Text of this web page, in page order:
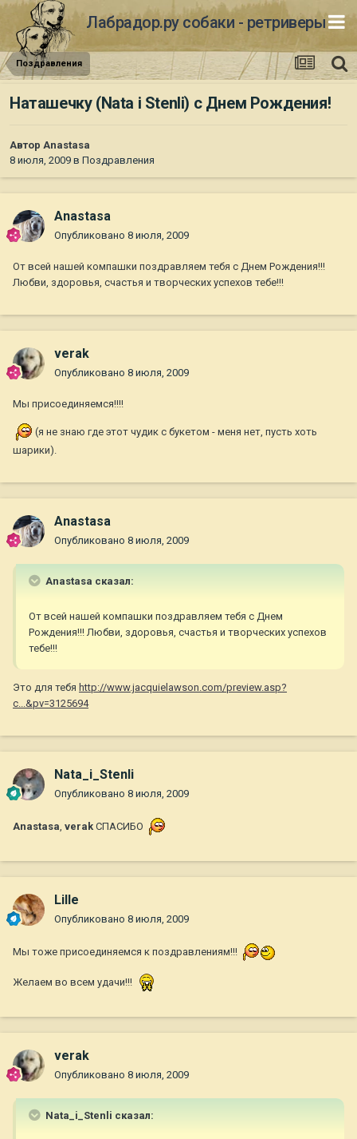
Лабрадор.ру собаки - ретриверы
Поздравления
Наташечку (Nata i Stenli) с Днем Рождения!
Автор Anastasa
8 июля, 2009 в Поздравления
Anastasa
Опубликовано 8 июля, 2009
От всей нашей компашки поздравляем тебя с Днем Рождения!!!
Любви, здоровья, счастья и творческих успехов тебе!!!
verak
Опубликовано 8 июля, 2009
Мы присоединяемся!!!!
(я не знаю где этот чудик с букетом - меня нет, пусть хоть
шарики).
Anastasa
Опубликовано 8 июля, 2009
Anastasa сказал:
От всей нашей компашки поздравляем тебя с Днем
Рождения!!! Любви, здоровья, счастья и творческих успехов
тебе!!!
Это для тебя http://www.jacquielawson.com/preview.asp?
c...&pv=3125694
Nata_i_Stenli
Опубликовано 8 июля, 2009
Anastasa, verak СПАСИБО
Lille
Опубликовано 8 июля, 2009
Мы тоже присоединяемся к поздравлениям!!!
Желаем во всем удачи!!!
verak
Опубликовано 8 июля, 2009
Nata_i_Stenli сказал: